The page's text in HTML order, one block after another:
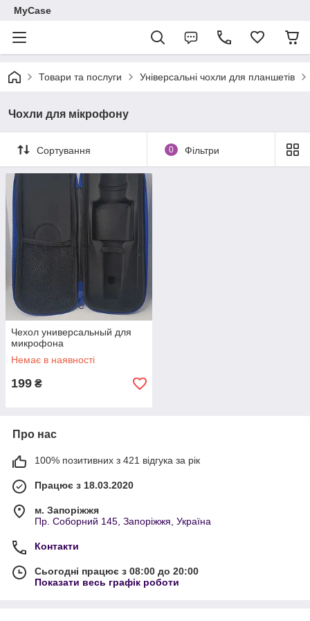
MyCase
Товари та послуги Універсальні чохли для планшетів
Чохли для мікрофону
Сортування 0 Фільтри
Чехол универсальный для
микрофона
Немає в наявності
199 ₴
Про нас
100% позитивних з 421 відгука за рік
Працює з 18.03.2020
м. Запоріжжя
Пр. Соборний 145, Запоріжжя, Україна
Контакти
Сьогодні працює з 08:00 до 20:00
Показати весь графік роботи